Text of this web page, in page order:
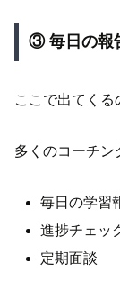
③ 毎日の報
ここで出てくる
多くのコーチン
毎日の学習
進捗チェッ
定期面談